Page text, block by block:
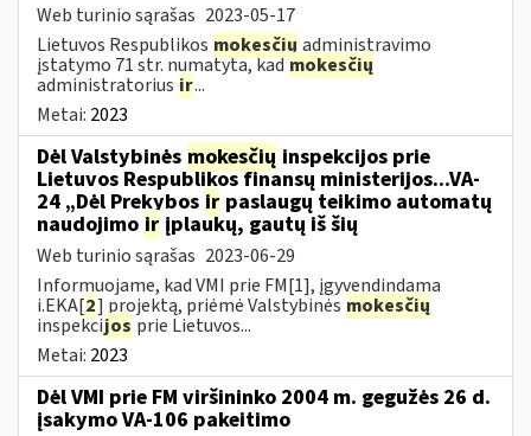
Web turinio sąrašas 2023-05-17
Lietuvos Respublikos mokesčių administravimo
įstatymo 71 str. numatyta, kadmokesčių
administratorius ir...
Metai: 2023
Dėl Valstybinės mokesčių inspekcijos prie
Lietuvos Respublikos finansų ministerijos...VA-
24 „Dėl Prekybos ir paslaugų teikimo automatų
naudojimo ir įplaukų, gautų iš šių
Web turinio sąrašas 2023-06-29
Informuojame, kad VMI prie FM[1], įgyvendindama
i.EKA[2] projektą, priėmė Valstybinės mokesčių
inspekcijos prie Lietuvos...
Metai: 2023
Dėl VMI prie FM viršininko 2004 m. gegužės 26 d.
įsakymo VA-106 pakeitimo